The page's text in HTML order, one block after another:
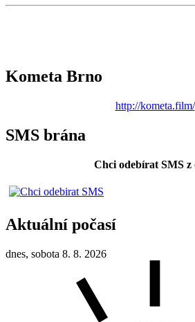
Kometa Brno
http://kometa.film/
SMS brána
Chci odebírat SMS z
Aktuální počasí
dnes, sobota 8. 8. 2026